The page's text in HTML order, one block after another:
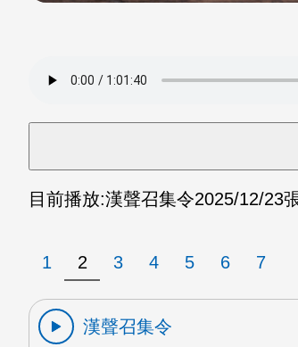
目前播放:漢聲召集令2025/12/23
1 2 3 4 5 6 7
漢聲召集令